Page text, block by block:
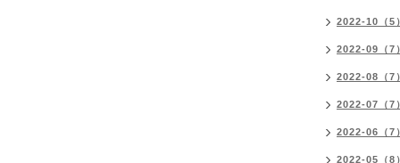
2022-10（5）
2022-09（7）
2022-08（7）
2022-07（7）
2022-06（7）
2022-05（8）